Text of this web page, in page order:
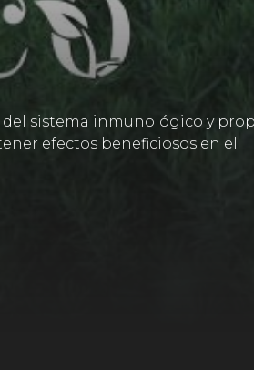
sistema inmunológico y
efectos beneficiosos en el